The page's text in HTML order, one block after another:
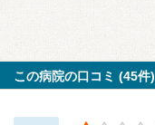
この病院の口コミ (45件)